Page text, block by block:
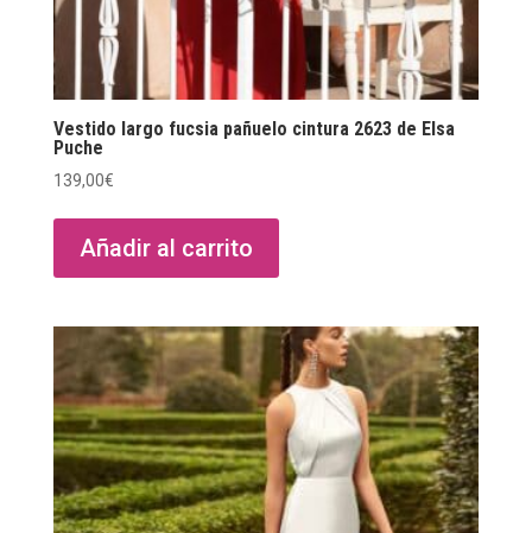
Vestido largo fucsia pañuelo cintura 2623 de Elsa
Puche
139,00€
Añadir al carrito